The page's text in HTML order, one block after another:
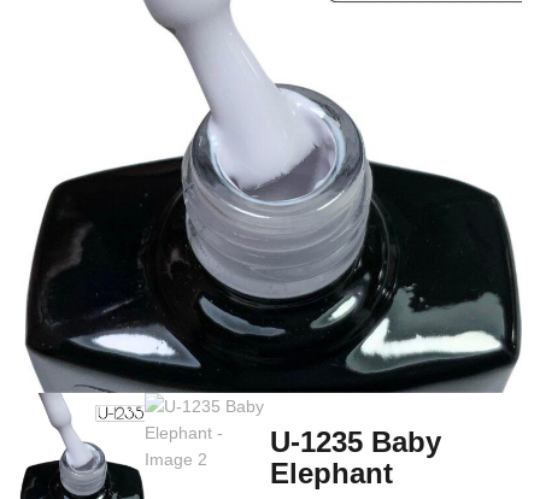
U-1235 Baby
Elephant